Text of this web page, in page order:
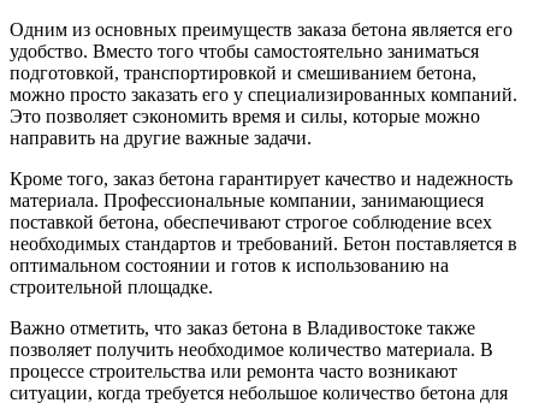
Одним из основных преимуществ заказа бетона является его
удобство. Вместо того чтобы самостоятельно заниматься
подготовкой, транспортировкой и смешиванием бетона,
можно просто заказать его у специализированных компаний.
Это позволяет сэкономить время и силы, которые можно
направить на другие важные задачи.
Кроме того, заказ бетона гарантирует качество и надежность
материала. Профессиональные компании, занимающиеся
поставкой бетона, обеспечивают строгое соблюдение всех
необходимых стандартов и требований. Бетон поставляется в
оптимальном состоянии и готов к использованию на
строительной площадке.
Важно отметить, что заказ бетона в Владивостоке также
позволяет получить необходимое количество материала. В
процессе строительства или ремонта часто возникают
ситуации, когда требуется небольшое количество бетона для